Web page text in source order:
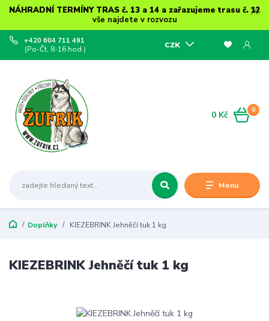
NÁHRADNÍ TERMÍNY TRAS č. 13 a 14 a zařazujeme trasu č. 12
vše najdete v rozvozu
Menu
CZK
+420 604 711 491
(Po-Čt, 8-16 hod.)
0
0 Kč
Doplňky KIEZEBRINK Jehněčí tuk 1 kg
KIEZEBRINK Jehněčí tuk 1 kg